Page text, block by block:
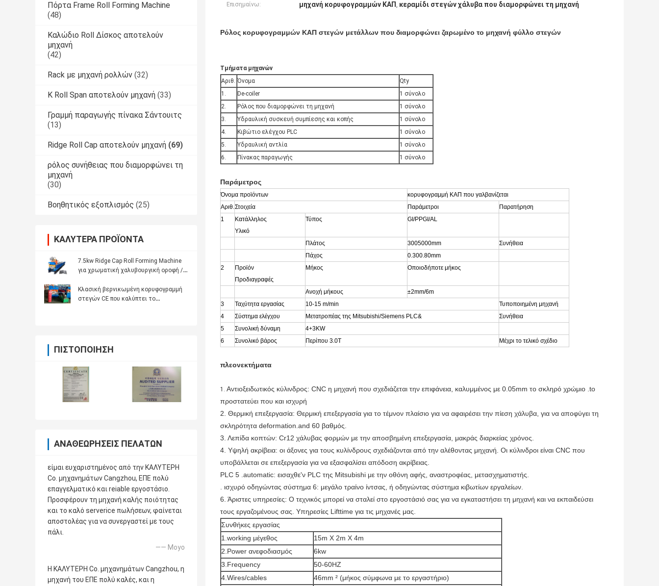
Πόρτα Frame Roll Forming Machine
(48)
Καλώδιο Roll Δίσκος αποτελούν
μηχανή
(42)
Rack με μηχανή ρολλών (32)
Κ Roll Span αποτελούν μηχανή (33)
Γραμμή παραγωγής πίνακα Σάντουιτς
(13)
Ridge Roll Cap αποτελούν μηχανή (69)
ρόλος συνήθειας που διαμορφώνει τη
μηχανή
(30)
Βοηθητικός εξοπλισμός (25)
ΚΑΛΎΤΕΡΑ ΠΡΟΪΌΝΤΑ
7.5kw Ridge Cap Roll Forming Machine
για χρωματική χαλυβουργική οροφή /
Κλασική βερνικωμένη κορυφογραμμή
στεγών CE που καλύπτει το
ΠΙΣΤΟΠΟΊΗΣΗ
ΑΝΑΘΕΩΡΉΣΕΙΣ ΠΕΛΑΤΏΝ
είμαι ευχαριστημένος από την ΚΑΛΥΤΕΡΗ
Co. μηχανημάτων Cangzhou, ΕΠΕ πολύ
επαγγελματικό και reiable εργοστάσιο.
Προσφέρουν τη μηχανή καλής ποιότητας
και το καλό serverice πωλήσεων, φαίνεται
αποστολέας για να συνεργαστεί με τους
πάλι.
—— Moyo
Η ΚΑΛΥΤΕΡΗ Co. μηχανημάτων Cangzhou, η
μηχανή του ΕΠΕ πολύ καλές, και η
Επισημαίνω: μηχανή κορυφογραμμών ΚΑΠ , κεραμίδι στεγών χάλυβα που διαμορφώνει τη μηχανή
Ρόλος κορυφογραμμών ΚΑΠ στεγών μετάλλων που διαμορφώνει ζαρωμένο το μηχανή φύλλο στεγών
Τμήματα μηχανών
Αριθ. Όνομα
Qty
1.
De-coiler
1 σύνολο
2.
Ρόλος που διαμορφώνει τη μηχανή
1 σύνολο
3.
Υδραυλική συσκευή συμπίεσης και κοπής
1 σύνολο
4.
Κιβώτιο ελέγχου PLC
1 σύνολο
5.
Υδραυλική αντλία
1 σύνολο
6.
Πίνακας παραγωγής 1 σύνολο
Παράμετρος
Όνομα προϊόντων
κορυφογραμμή ΚΑΠ που γαλβανίζεται
Αριθ.Στοιχεία Παράμετροι
Παρατήρηση
1
Κατάλληλος
Υλικό
Τύπος GI/PPGI/AL
Πλάτος 3005000mm
Συνήθεια
Πάχος
0.300.80mm
2
Προϊόν
Προδιαγραφές
Μήκος Οποιοδήποτε μήκος
Ανοχή μήκους
±2mm/6m
3
Ταχύτητα εργασίας 10-15 m/min
Τυποποιημένη μηχανή
4
Σύστημα ελέγχου Μετατροπέας της Mitsubishi/Siemens PLC&
Συνήθεια
5
Συνολική δύναμη
4+3KW
6
Συνολικό βάρος Περίπου 3.0T Μέχρι το τελικό σχέδιο
πλεονεκτήματα
1. Αντιοξειδωτικός κύλινδρος: CNC η μηχανή που σχεδιάζεται την επιφάνεια, καλυμμένος με 0.05mm το σκληρό χρώμιο .to
προστατεύει που και ισχυρή
2. Θερμική επεξεργασία: Θερμική επεξεργασία για το τέμνον πλαίσιο για να αφαιρέσει την πίεση χάλυβα, για να αποφύγει τη
σκληρότητα deformation.and 60 βαθμός.
3. Λεπίδα κοπτών: Cr12 χάλυβας φορμών με την αποσβημένη επεξεργασία, μακράς διαρκείας χρόνος.
4. Υψηλή ακρίβεια: οι άξονες για τους κυλίνδρους σχεδιάζονται από την αλέθοντας μηχανή. Οι κύλινδροι είναι CNC που
υποβάλλεται σε επεξεργασία για να εξασφαλίσει απόδοση ακρίβειας.
PLC 5 .automatic: εισαχθε'ν PLC της Mitsubishi με την οθόνη αφής, αναστροφέας, μετασχηματιστής.
. ισχυρό οδηγώντας σύστημα 6: μεγάλο τραίνο ίντσας, ή οδηγώντας σύστημα κιβωτίων εργαλείων.
6. Άριστες υπηρεσίες: Ο τεχνικός μπορεί να σταλεί στο εργοστάσιό σας για να εγκαταστήσει τη μηχανή και να εκπαιδεύσει
τους εργαζομένους σας. Υπηρεσίες Lifttime για τις μηχανές μας.
Συνθήκες εργασίας
1.working μέγεθος
15m X 2m X 4m
2.Power ανεφοδιασμός
6kw
3.Frequency
50-60HZ
4.Wires/cables
46mm ² (μήκος σύμφωνα με το εργαστήριο)